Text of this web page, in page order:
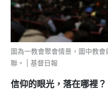
圖為一教會聚會情景，圖中教
聯。 | 基督日報
信仰的眼光，落在哪裡？